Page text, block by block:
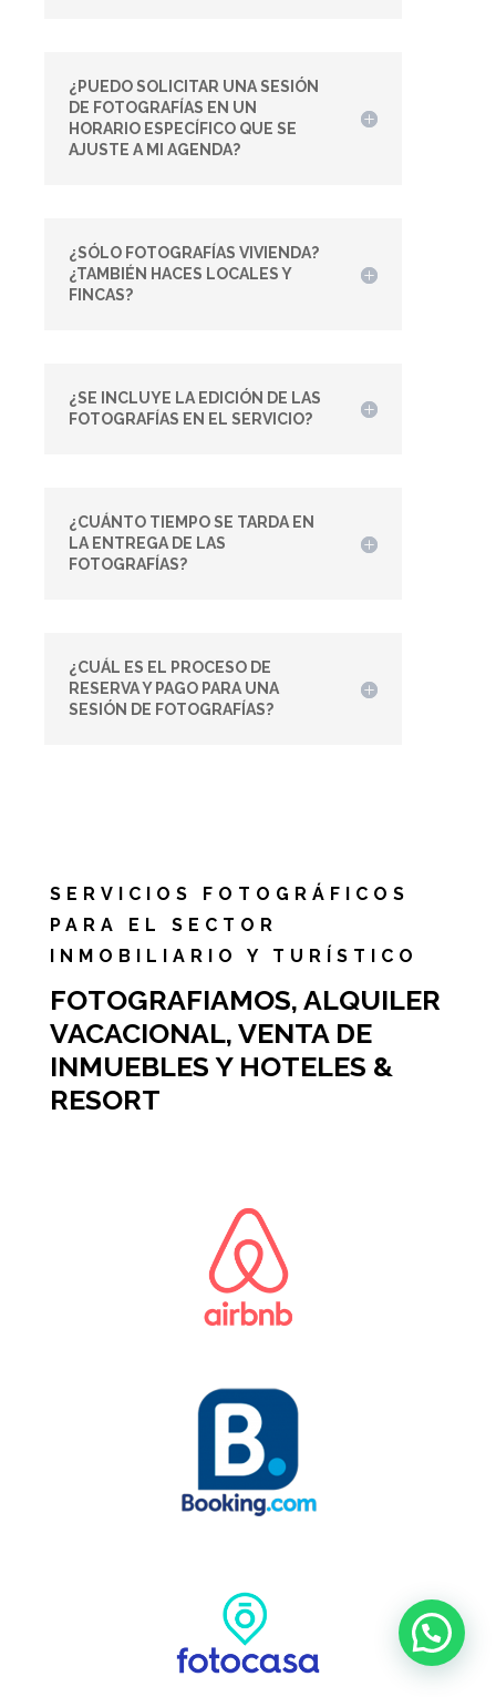
¿PUEDO SOLICITAR UNA SESIÓN
DE FOTOGRAFÍAS EN UN
HORARIO ESPECÍFICO QUE SE
AJUSTE A MI AGENDA?
¿SÓLO FOTOGRAFÍAS VIVIENDA?
¿TAMBIÉN HACES LOCALES Y
FINCAS?
¿SE INCLUYE LA EDICIÓN DE LAS
FOTOGRAFÍAS EN EL SERVICIO?
¿CUÁNTO TIEMPO SE TARDA EN
LA ENTREGA DE LAS
FOTOGRAFÍAS?
¿CUÁL ES EL PROCESO DE
RESERVA Y PAGO PARA UNA
SESIÓN DE FOTOGRAFÍAS?
SERVICIOS FOTOGRÁFICOS
PARA EL SECTOR
INMOBILIARIO Y TURÍSTICO
FOTOGRAFIAMOS, ALQUILER
VACACIONAL, VENTA DE
INMUEBLES Y HOTELES &
RESORT